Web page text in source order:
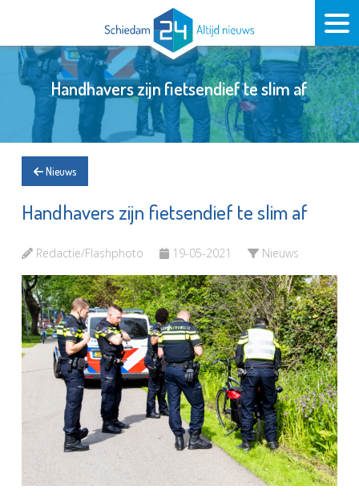
Handhavers zijn fietsendief te slim af
Nieuws
Handhavers zijn fietsendief te slim af
Redactie/Flashphoto 19-05-2021 Nieuws